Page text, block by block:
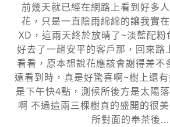
前幾天就已經在網路上看到好多
花，只是一直陰雨綿綿的讓我實
XD，這兩天終於放晴了~淡藍配
好去了一趟安平的客戶那，回來路
看看，原本想說花應該會謝得差不
遠看到時，真是好驚喜啊~樹上還
是下午快4點，測候所後方是太陽
啊 不過這兩三棵樹真的盛開的很
所對面的奉茶後...